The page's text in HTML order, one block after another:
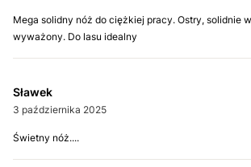
Mega solidny nóż do ciężkiej pracy. Ostry, solidnie
wyważony. Do lasu idealny
Sławek
3 października 2025
Świetny nóż....